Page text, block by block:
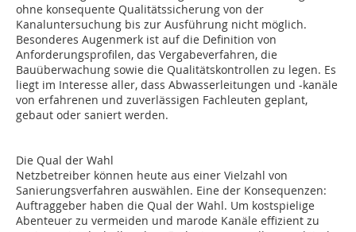
ohne konsequente Qualitätssicherung von der
Kanaluntersuchung bis zur Ausführung nicht möglich.
Besonderes Augenmerk ist auf die Definition von
Anforderungsprofilen, das Vergabeverfahren, die
Bauüberwachung sowie die Qualitätskontrollen zu legen. Es
liegt im Interesse aller, dass Abwasserleitungen und -kanäle
von erfahrenen und zuverlässigen Fachleuten geplant,
gebaut oder saniert werden.
Die Qual der Wahl
Netzbetreiber können heute aus einer Vielzahl von
Sanierungsverfahren auswählen. Eine der Konsequenzen:
Auftraggeber haben die Qual der Wahl. Um kostspielige
Abenteuer zu vermeiden und marode Kanäle effizient zu